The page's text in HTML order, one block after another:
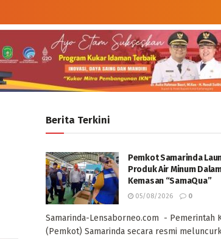
Berita Terkini
Pemkot Samarinda
Produk Air Minum
Kemasan “SamaQua”
05/08/2026 0
Samarinda-Lensaborneo.com - Pemerintah
(Pemkot) Samarinda secara resmi